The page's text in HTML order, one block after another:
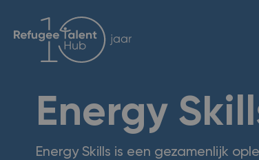
Energy
Energy Skills is een gezamenlijk